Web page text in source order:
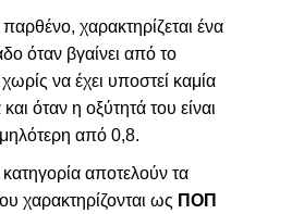
παρθένο, χαρακτηρίζεται ένα
όταν βγαίνει από το
χωρίς να έχει υποστεί καμία
όταν η οξύτητά του είναι
από 0,8.
κατηγορία αποτελούν τα
χαρακτηρίζονται ως ΠΟΠ